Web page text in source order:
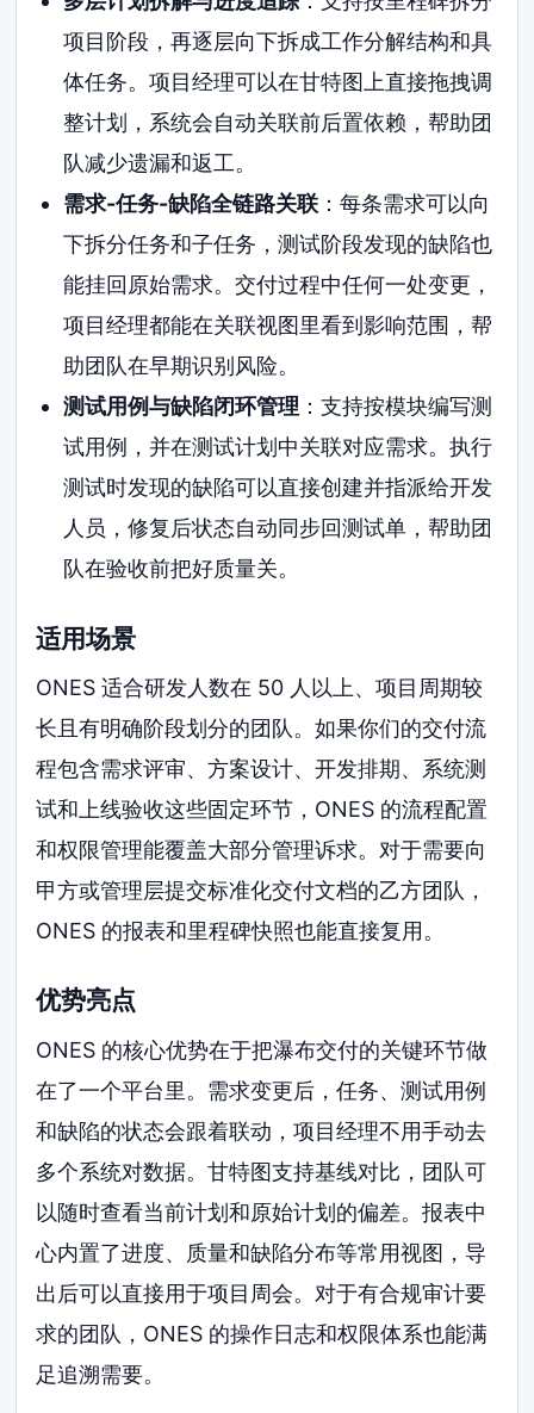
项目阶段，再逐层向下拆成工作分解结构和具
体任务。项目经理可以在甘特图上直接拖拽调
整计划，系统会自动关联前后置依赖，帮助团
队减少遗漏和返工。
需求-任务-缺陷全链路关联：每条需求可以向
下拆分任务和子任务，测试阶段发现的缺陷也
能挂回原始需求。交付过程中任何一处变更，
项目经理都能在关联视图里看到影响范围，帮
助团队在早期识别风险。
测试用例与缺陷闭环管理 ：支持按模块编写测
试用例，并在测试计划中关联对应需求。执行
测试时发现的缺陷可以直接创建并指派给开发
人员，修复后状态自动同步回测试单，帮助团
队在验收前把好质量关。
适用场景
ONES 适合研发人数在 50 人以上、项目周期较
长且有明确阶段划分的团队。如果你们的交付流
程包含需求评审、方案设计、开发排期、系统测
试和上线验收这些固定环节，ONES 的流程配置
和权限管理能覆盖大部分管理诉求。对于需要向
甲方或管理层提交标准化交付文档的乙方团队，
ONES 的报表和里程碑快照也能直接复用。
优势亮点
ONES 的核心优势在于把瀑布交付的关键环节做
在了一个平台里。需求变更后，任务、测试用例
和缺陷的状态会跟着联动，项目经理不用手动去
多个系统对数据。甘特图支持基线对比，团队可
以随时查看当前计划和原始计划的偏差。报表中
心内置了进度、质量和缺陷分布等常用视图，导
出后可以直接用于项目周会。对于有合规审计要
求的团队，ONES 的操作日志和权限体系也能满
足追溯需要。